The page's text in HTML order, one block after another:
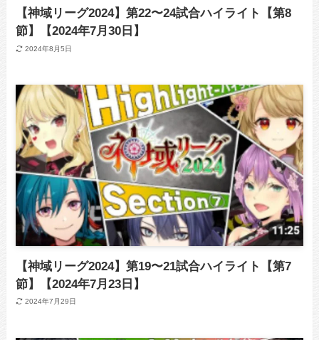
【神域リーグ2024】第22〜24試合ハイライト【第8
節】【2024年7月30日】
2024年8月5日
【神域リーグ2024】第19〜21試合ハイライト【第7
節】【2024年7月23日】
2024年7月29日